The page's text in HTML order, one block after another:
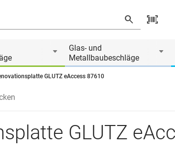
Glas- und
Metallbaubeschläge
GLUTZ eAccess 87610
GLUTZ